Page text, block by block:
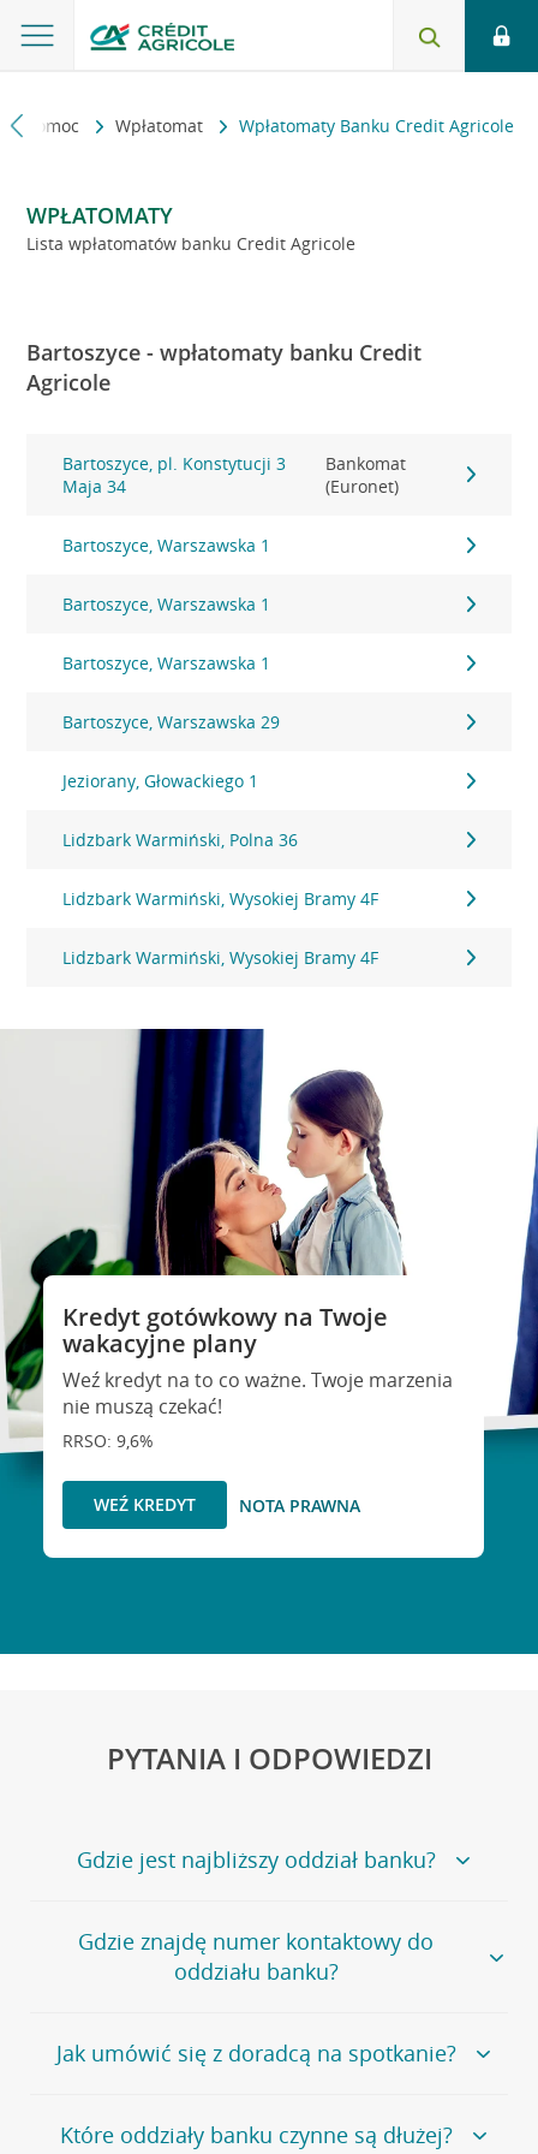
i pomoc Wpłatomat Wpłatomaty Banku Credit Agricole
WPŁATOMATY
Lista wpłatomatów banku Credit Agricole
Bartoszyce - wpłatomaty banku Credit
Agricole
Bartoszyce, pl. Konstytucji 3
Maja 34
Bankomat
(Euronet)
Bartoszyce, Warszawska 1
Bartoszyce, Warszawska 1
Bartoszyce, Warszawska 1
Bartoszyce, Warszawska 29
Jeziorany, Głowackiego 1
Lidzbark Warmiński, Polna 36
Lidzbark Warmiński, Wysokiej Bramy 4F
Lidzbark Warmiński, Wysokiej Bramy 4F
Kredyt gotówkowy na Twoje
wakacyjne plany
Weź kredyt na to co ważne. Twoje marzenia
nie muszą czekać!
RRSO: 9,6%
WEŹ KREDYT NOTA PRAWNA
PYTANIA I ODPOWIEDZI
Gdzie jest najbliższy oddział banku?
Jeśli szukasz oddziału naszego banku, zapraszamy na
stronęPlacówki i bankomaty, na której znajduje się
wygodna wyszukiwarka.
oddziałów
Gdzie znajdę numer kontaktowy do
oddziału banku?
Bank Credit Agricole nie udostępnia ogólnego numeru
telefonu do placówki bankowej.
umówienia się z doradcą w placówce bankowej .
Jak umówić się z doradcą na spotkanie?
Jeśli jesteś już naszym
klientemmożeszsamodzielnieumówić się na spotkanie z
Które oddziały banku czynne są dłużej?